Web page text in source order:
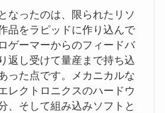
なったのは、限られたリソ
品をラピッドに作り込んで
ゲーマーからのフィードバ
返し受けて量産まで持ち込
った点です。メカニカルな
レクトロニクスのハードウ
、そして組み込みソフトと